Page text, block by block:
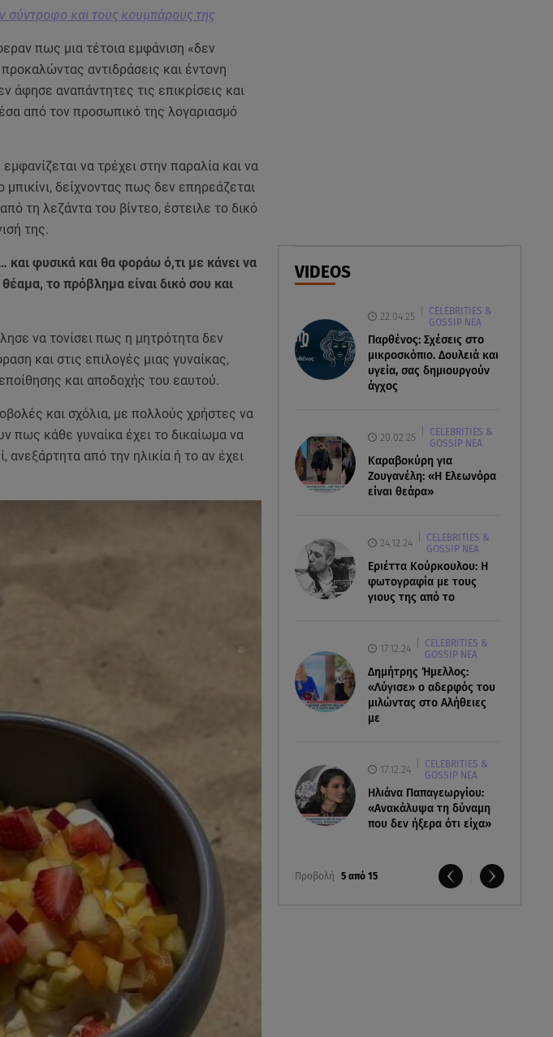
είναι ο Έλληνας χειριστής που
σκοτώθηκε
05.08.26 , 20:36
Πόσο καιρό παίρνει σε ένα
δάσος να πρασινίσει ξανά μετά
από πυρκαγιά
VIDEOS
22.04.25
CELEBRITIES &
GOSSIP ΝΕΑ
Παρθένος: Σχέσεις στο
μικροσκόπιο. Δουλειά και
υγεία, σας δημιουργούν
άγχος
20.02.25
CELEBRITIES &
GOSSIP ΝΕΑ
Καραβοκύρη για
Ζουγανέλη: «Η Ελεωνόρα
είναι θεάρα»
24.12.24
CELEBRITIES &
GOSSIP ΝΕΑ
Εριέττα Κούρκουλου: Η
φωτογραφία με τους
γιους της από το
17.12.24
CELEBRITIES &
GOSSIP ΝΕΑ
Δημήτρης Ήμελλος:
«Λύγισε» ο αδερφός του
μιλώντας στο Αλήθειες
με
17.12.24
CELEBRITIES &
GOSSIP ΝΕΑ
Ηλιάνα Παπαγεωργίου:
«Ανακάλυψα τη δύναμη
που δεν ήξερα ότι είχα»
Προβολή 5 από 15
σύντροφο και τους κουμπάρους της
πως μια τέτοια εμφάνιση «δεν
αντιδράσεις και έντονη
άφησε αναπάντητες τις επικρίσεις και
από τον προσωπικό της λογαριασμό
να τρέχει στην παραλία και να
δείχνοντας πως δεν επηρεάζεται
τη λεζάντα του βίντεο, έστειλε το δικό
της.
φυσικά και θα φοράω ό,τι με κάνει να
το πρόβλημα είναι δικό σου και
να τονίσει πως η μητρότητα δεν
και στις επιλογές μιας γυναίκας,
και αποδοχής του εαυτού.
και σχόλια, με πολλούς χρήστες να
πως κάθε γυναίκα έχει το δικαίωμα να
ανεξάρτητα από την ηλικία ή το αν έχει